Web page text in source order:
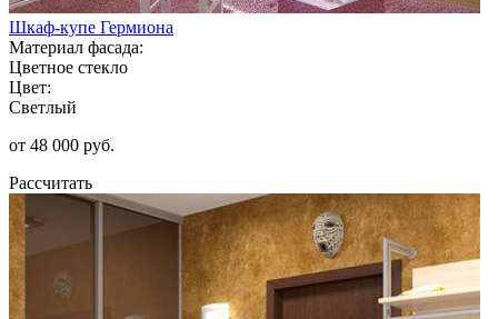
Шкаф-купе Гермиона
Материал фасада:
Цветное стекло
Цвет:
Светлый
от 48 000 руб.
Рассчитать